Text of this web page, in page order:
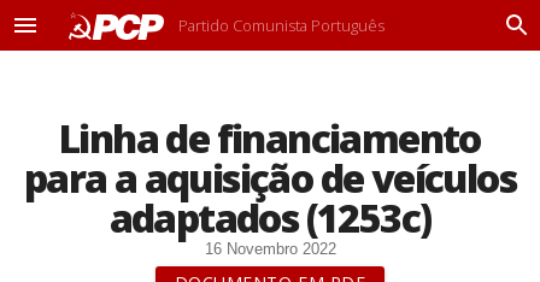
M
Partido Comunista Português
P
a
r
Linha de financiamento
para a aquisição de veículos
adaptados (1253c)
16 Novembro 2022